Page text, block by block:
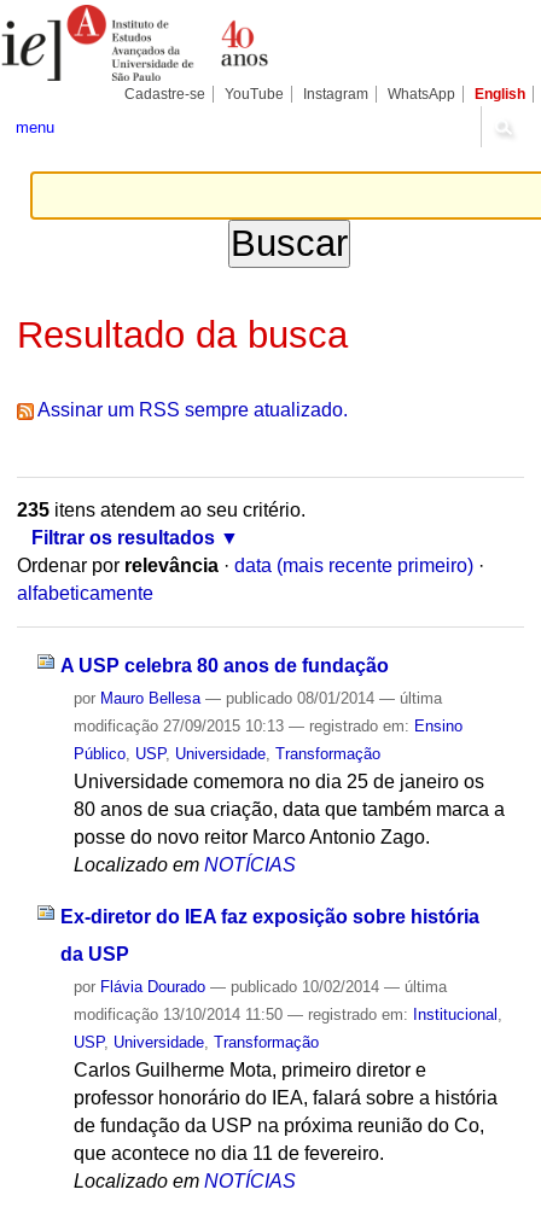
para
conteúdo.
Pessoais
Cadastre-se YouTube Instagram WhatsApp English
menu
Resultado da busca
Assinar um RSS sempre atualizado.
235itens atendem ao seu critério.
Filtrar os resultados
Ordenar por relevância · data (mais recente primeiro) ·
alfabeticamente
A USP celebra 80 anos de fundação
por Mauro Bellesa — publicado08/01/2014 — última
modificação27/09/2015 10:13 — registrado em: Ensino
Público, USP, Universidade, Transformação
Universidade comemora no dia 25 de janeiro os
80 anos de sua criação, data que também marca a
posse do novo reitor Marco Antonio Zago.
Localizado em NOTÍCIAS
Ex-diretor do IEA faz exposição sobre história
da USP
por Flávia Dourado — publicado10/02/2014 — última
modificação13/10/2014 11:50 — registrado em: Institucional
USP, Universidade, Transformação
Carlos Guilherme Mota, primeiro diretor e
professor honorário do IEA, falará sobre a história
de fundação da USP na próxima reunião do Co,
que acontece no dia 11 de fevereiro.
Localizado em NOTÍCIAS